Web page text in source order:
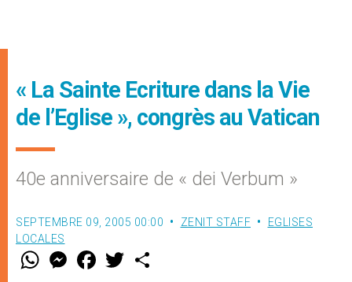
« La Sainte Ecriture dans la Vie
de l’Eglise », congrès au Vatican
40e anniversaire de « dei Verbum »
SEPTEMBRE 09, 2005 00:00 ZENIT STAFF
EGLISES
LOCALES
W M
e
F
a w